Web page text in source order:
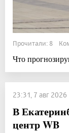
Прочитали: 8
Что
23:31, 7 авг 2026
В
центр WB